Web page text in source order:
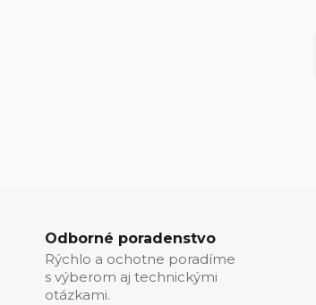
Odborné poradenstvo
Rýchlo a ochotne poradíme
s výberom aj technickými
otázkami.